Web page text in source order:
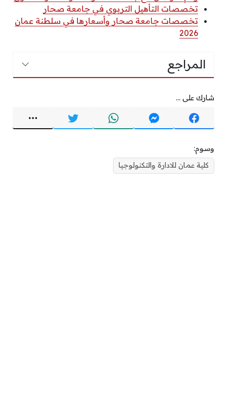
تخصصات التأهيل التربوي في جامعة صحار
تخصصات جامعة صحار وأسعارها في سلطنة عمان
2026
المراجع
شارك على ...
وسوم:
كلية عمان للادارة والتكنولوجيا